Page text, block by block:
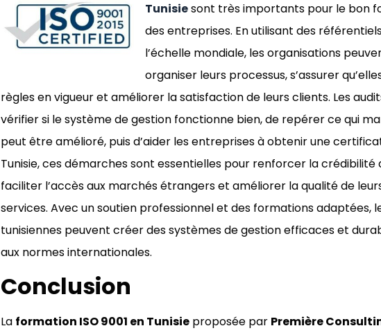
Tunisiesont très importants pour le bon
des entreprises. En utilisant des
l’échelle mondiale, les organisations
organiser leurs processus, s’assurer
règles en vigueur et améliorer la satisfaction de leurs clients. Les
vérifier si le système de gestion fonctionne bien, de repérer ce qui
peut être amélioré, puis d’aider les entreprises à obtenir une
Tunisie, ces démarches sont essentielles pour renforcer la crédibilité
faciliter l’accès aux marchés étrangers et améliorer la qualité de
services. Avec un soutien professionnel et des formations adaptées,
tunisiennes peuvent créer des systèmes de gestion efficaces et
aux normes internationales.
Conclusion
La formation ISO 9001 en Tunisie proposée par Première